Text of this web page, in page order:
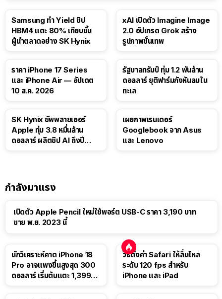
Samsung ทำ Yield ชิป
HBM4 แตะ 80% เทียบชั้น
ผู้นำตลาดอย่าง SK Hynix
xAI เปิดตัว Imagine Image
2.0 อัปเกรด Grok สร้าง
รูปภาพขั้นเทพ
ราคา iPhone 17 Series
และ iPhone Air — อัปเดต
10 ส.ค. 2026
รัฐบาลทรัมป์ ทุ่ม 1.2 พันล้าน
ดอลลาร์ ยุติฟาร์มกังหันลมใน
ทะเล
SK Hynix ซัพพลายเออร์
Apple ทุ่ม 3.8 หมื่นล้าน
ดอลลาร์ ผลิตชิป AI ถึงปี
เผยภาพเรนเดอร์
Googlebook จาก Asus
และ Lenovo
กำลังมาแรง
เปิดตัว Apple Pencil ใหม่ใช้พอร์ต USB-C ราคา 3,190 บาท
ขาย พ.ย. 2023 นี้
นักวิเคราะห์คาด iPhone 18
Pro อาจแพงขึ้นสูงสุด 300
ดอลลาร์ เริ่มต้นแตะ 1,399
วิธีตั้งค่า Safari ให้ลื่นไหล
ระดับ 120 fps สำหรับ
iPhone และ iPad